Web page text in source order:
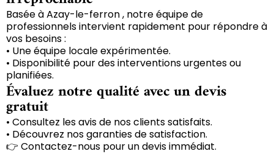
Basée à Azay-le-ferron , notre équipe de
professionnels intervient rapidement pour répondre à
vos besoins :
• Une équipe locale expérimentée.
• Disponibilité pour des interventions urgentes ou
planifiées.
Évaluez notre qualité avec un devis
gratuit
• Consultez les avis de nos clients satisfaits.
• Découvrez nos garanties de satisfaction.
👉 Contactez-nous pour un devis immédiat.